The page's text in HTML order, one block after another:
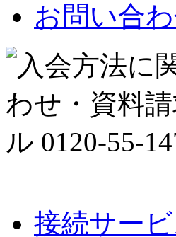
お問い合
接続サー